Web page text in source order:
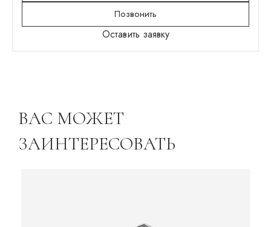
Позвонить
Оставить заявку
ВАС МОЖЕТ
ЗАИНТЕРЕСОВАТЬ